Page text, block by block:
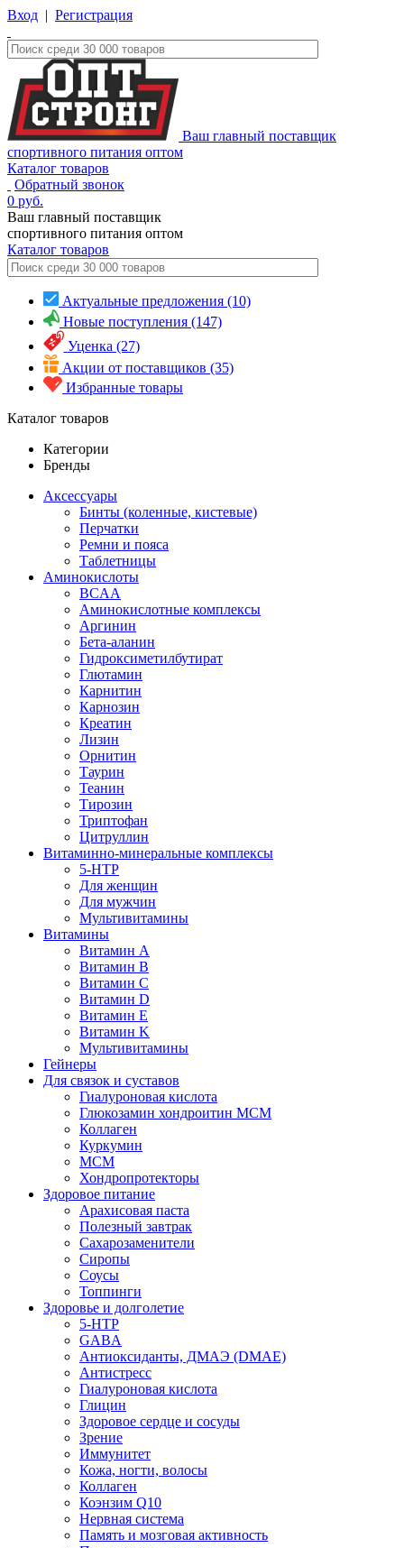
Вход | Регистрация
Ваш главный поставщик
спортивного питания оптом
Каталог товаров
Обратный звонок
0 руб.
Ваш главный поставщик
спортивного питания оптом
Каталог товаров
Актуальные предложения (10)
Новые поступления (147)
Уценка (27)
Акции от поставщиков (35)
Избранные товары
Каталог товаров
Категории
Бренды
Аксессуары
Бинты (коленные, кистевые)
Перчатки
Ремни и пояса
Таблетницы
Аминокислоты
BCAA
Аминокислотные комплексы
Аргинин
Бета-аланин
Гидроксиметилбутират
Глютамин
Карнитин
Карнозин
Креатин
Лизин
Орнитин
Таурин
Теанин
Тирозин
Триптофан
Цитруллин
Витаминно-минеральные комплексы
5-HTP
Для женщин
Для мужчин
Мультивитамины
Витамины
Витамин A
Витамин B
Витамин C
Витамин D
Витамин E
Витамин K
Мультивитамины
Гейнеры
Для связок и суставов
Гиалуроновая кислота
Глюкозамин хондроитин МСМ
Коллаген
Куркумин
МСМ
Хондропротекторы
Здоровое питание
Арахисовая паста
Полезный завтрак
Сахарозаменители
Сиропы
Соусы
Топпинги
Здоровье и долголетие
5-HTP
GABA
Антиоксиданты, ДМАЭ (DMAE)
Антистресс
Гиалуроновая кислота
Глицин
Здоровое сердце и сосуды
Зрение
Иммунитет
Кожа, ногти, волосы
Коллаген
Коэнзим Q10
Нервная система
Память и мозговая активность